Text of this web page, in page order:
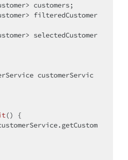
customers;
filteredCustomer
selectedCustomer
customerServic
()
{